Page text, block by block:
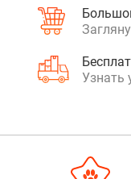
Узнать